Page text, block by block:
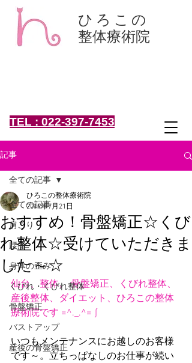
ひろこの
整体療術院
TEL : 022-397-7453
記事
全ての記事
肩こり
腰痛
身体の歪み
くびれ・くびれ整体
骨盤矯正
バストアップ
産後の骨盤矯正
全ての記事
おすすめ！骨盤矯正☆くび
れ整体☆受けていただきま
した～☆
ひろこの整体療術院
2019年7月21日
仙台、整体、 骨盤矯正、くびれ整体、
産後整体、ダイエット、ひろこの整体
療術院です =^._.^= ∫
いつもメンテナンスにお越しのお客様
です～。立ちっぱなしのお仕事が続い